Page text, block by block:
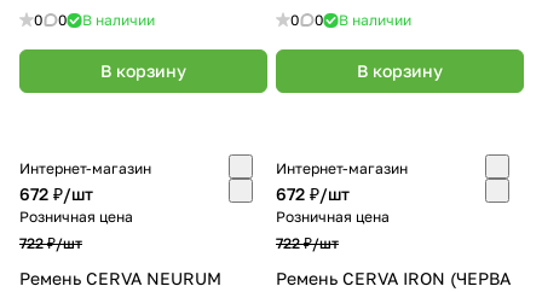
0 0 В наличии
В корзину
0 0 В наличии
В корзину
Интернет-магазин
672 ₽/шт
Розничная цена
722 ₽/шт
Ремень CERVA NEURUM
Интернет-магазин
672 ₽/шт
Розничная цена
722 ₽/шт
Ремень CERVA IRON (ЧЕРВА